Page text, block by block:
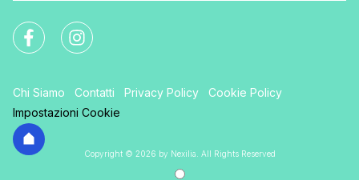
Chi Siamo Contatti Privacy Policy
Cookie Policy
Impostazioni Cookie
Copyright © 2026 by Nexilia. All Rights Reserved